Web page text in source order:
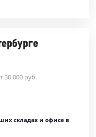
30 000 руб.
складах и офисе в